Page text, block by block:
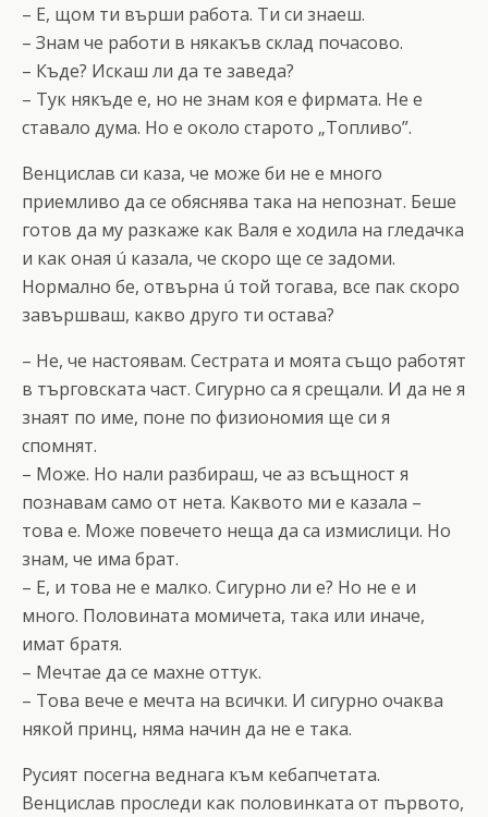
– Е, щом ти върши работа. Ти си знаеш.
– Знам че работи в някакъв склад почасово.
– Къде? Искаш ли да те заведа?
– Тук някъде е, но не знам коя е фирмата. Не е
ставало дума. Но е около старото „Топливо”.
Венцислав си каза, че може би не е много
приемливо да се обяснява така на непознат. Беше
готов да му разкаже как Валя е ходила на гледачка
и как оная ú казала, че скоро ще се задоми.
Нормално бе, отвърна ú той тогава, все пак скоро
завършваш, какво друго ти остава?
– Не, че настоявам. Сестрата и моята също работят
в търговската част. Сигурно са я срещали. И да не я
знаят по име, поне по физиономия ще си я
спомнят.
– Може. Но нали разбираш, че аз всъщност я
познавам само от нета. Каквото ми е казала –
това е. Може повечето неща да са измислици. Но
знам, че има брат.
– Е, и това не е малко. Сигурно ли е? Но не е и
много. Половината момичета, така или иначе,
имат братя.
– Мечтае да се махне оттук.
– Това вече е мечта на всички. И сигурно очаква
някой принц, няма начин да не е така.
Русият посегна веднага към кебапчетата.
Венцислав проследи как половинката от първото,